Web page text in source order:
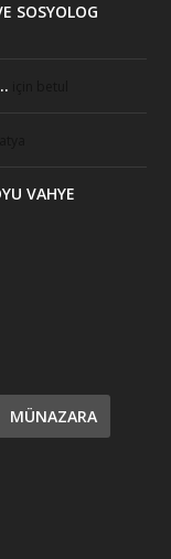
SOSYOLOG
VAHYE
MÜNAZARA